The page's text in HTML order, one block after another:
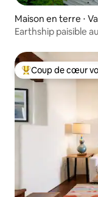
Maison en terre ⋅
Earthship paisible
Coups de cœur
Coup de cœur